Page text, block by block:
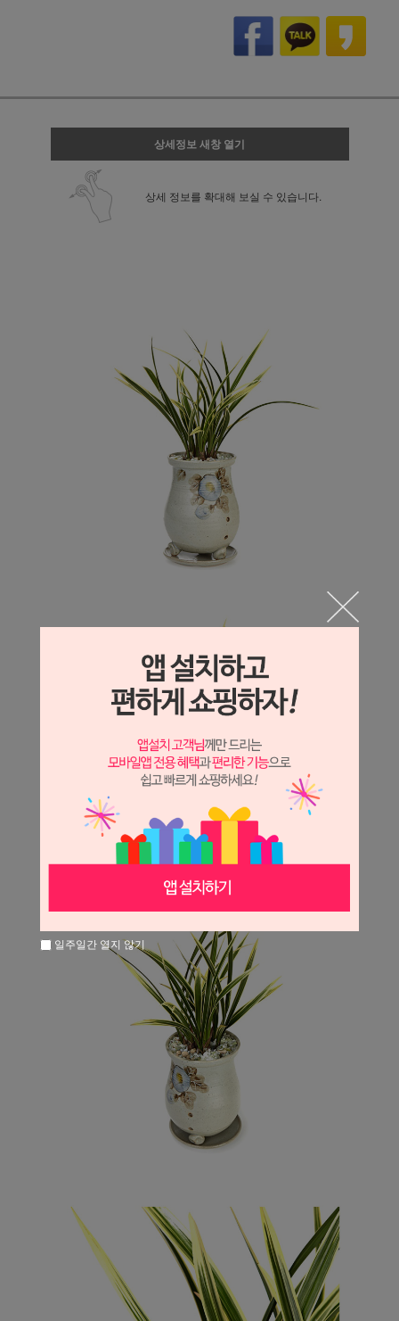
상세정보 새창 열기
상세 정보를 확대해 보실 수 있습니다.
일주일간 열지 않기